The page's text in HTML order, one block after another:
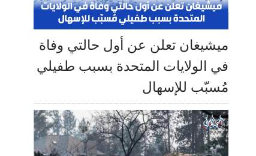
ميشيغان تعلن عن أول حالتي وفاة
في الولايات المتحدة بسبب طفيلي
مُسبّب للإسهال